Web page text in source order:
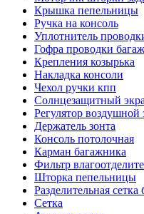
Крышка пепельницы
Ручка на консоль
Уплотнитель
Гофра проводки
Крепления козырька
Накладка консоли
Чехол ручки кпп
Солнцезащитный
Регулятор воздушной
Держатель зонта
Консоль потолочная
Карман багажника
Фильтр
Шторка пепельницы
Разделительная сетка
Сетка